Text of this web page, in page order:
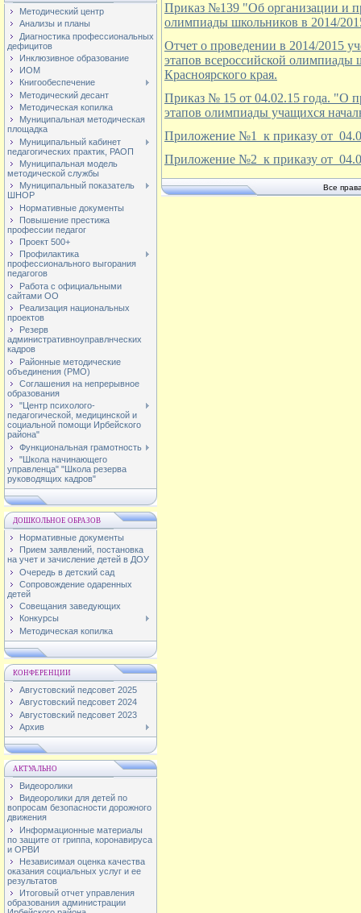
Методический центр
Анализы и планы
Диагностика профессиональных
дефицитов
Инклюзивное образование
ИОМ
Книгообеспечение
Методический десант
Методическая копилка
Муниципальная методическая
площадка
Муниципальный кабинет
педагогических практик, РАОП
Муниципальная модель
методической службы
Муниципальный показатель
ШНОР
Нормативные документы
Повышение престижа
профессии педагог
Проект 500+
Профилактика
профессионального выгорания
педагогов
Работа с официальными
сайтами ОО
Реализация национальных
проектов
Резерв
административноуправлнческих
кадров
Районные методические
объединения (РМО)
Соглашения на непрерывное
образования
"Центр психолого-
педагогической, медицинской и
социальной помощи Ирбейского
района"
Функциональная грамотность
"Школа начинающего
управленца" "Школа резерва
руководящих кадров"
ДОШКОЛЬНОЕ ОБРАЗОВ
Нормативные документы
Прием заявлений, постановка
на учет и зачисление детей в ДОУ
Очередь в детский сад
Сопровождение одаренных
детей
Совещания заведующих
Конкурсы
Методическая копилка
КОНФЕРЕНЦИИ
Августовский педсовет 2025
Августовский педсовет 2024
Августовский педсовет 2023
Архив
АКТУАЛЬНО
Видеоролики
Видеоролики для детей по
вопросам безопасности дорожного
движения
Информационные материалы
по защите от гриппа, коронавируса
и ОРВИ
Независимая оценка качества
оказания социальных услуг и ее
результатов
Итоговый отчет управления
образования администрации
Приказ №139 "Об организации и
олимпиады школьников в 2014/
Отчет о проведении в 2014/2015
этапов всероссийской
Красноярского края.
Приказ № 15 от 04.02.15 года. "О
этапов олимпиады учащихся
Приложение №1 к приказу от
Приложение №2 к приказу от
Все